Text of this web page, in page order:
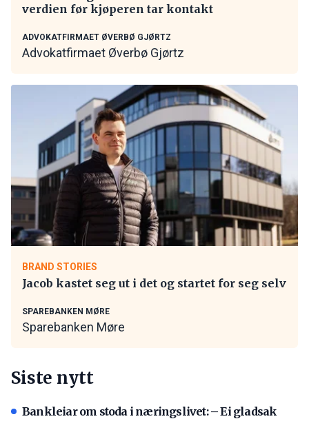
verdien før kjøperen tar kontakt
ADVOKATFIRMAET ØVERBØ GJØRTZ
Advokatfirmaet Øverbø Gjørtz
BRAND STORIES
Jacob kastet seg ut i det og startet for seg selv
SPAREBANKEN MØRE
Sparebanken Møre
Siste nytt
Bankleiar om stoda i næringslivet: – Ei gladsak